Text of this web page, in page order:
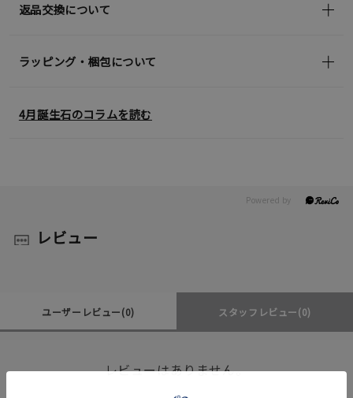
返品交換について
ラッピング・梱包について
4月誕生石のコラムを読む
レビュー
ユーザーレビュー(0) スタッフレビュー(0)
レビューはありません。